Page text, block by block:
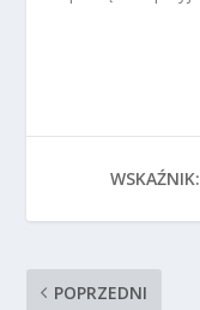
WSKAŹNIK:
POPRZEDNI